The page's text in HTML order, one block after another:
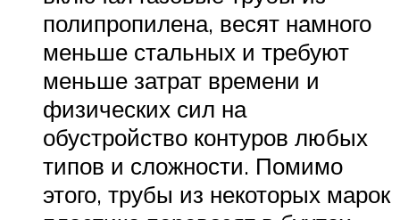
полипропилена, весят намного
меньше стальных и требуют
меньше затрат времени и
физических сил на
обустройство контуров любых
типов и сложности. Помимо
этого, трубы из некоторых марок